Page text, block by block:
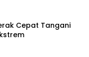
Cepat Tangani